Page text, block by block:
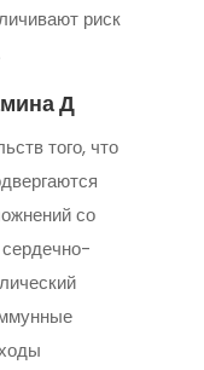
риск
Д
того, что
со
сердечно-